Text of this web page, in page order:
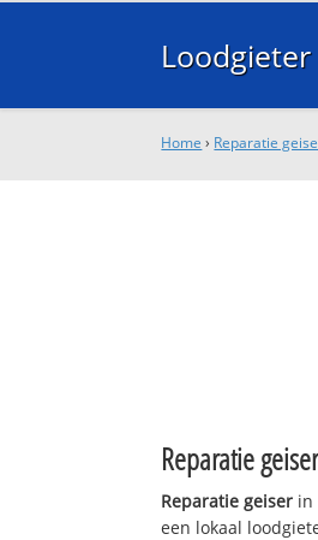
Home › Reparatie
Reparatie
Reparatie geiser in
een lokaal